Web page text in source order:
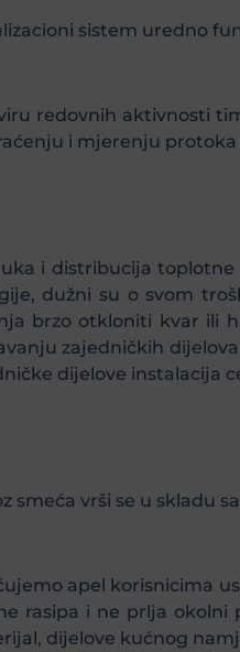
sistem uredno
redovnih aktivnosti
i mjerenju protoka
i distribucija
dužni su o svom
brzo otkloniti kvar ili
zajedničkih
dijelove instalacija
smeća vrši se u skladu
apel korisnicima
rasipa i ne prlja okolni
dijelove kućnog